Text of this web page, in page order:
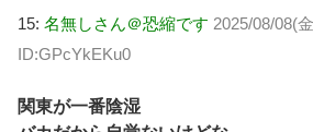
15: 名無しさん＠恐縮です 2025/08/08(
ID:GPcYkEKu0
関東が一番陰湿